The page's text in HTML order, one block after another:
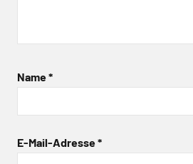
Name*
E-Mail-Adresse*